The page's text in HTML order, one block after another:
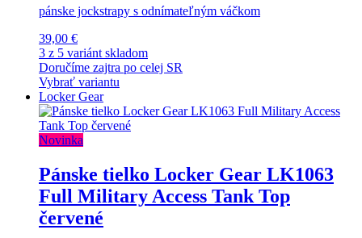
pánske jockstrapy s odnímateľným váčkom
39,00 €
3 z 5 variánt skladom
Doručíme zajtra po celej SR
Vybrať variantu
Locker Gear
Novinka
Pánske tielko Locker Gear LK1063
Full Military Access Tank Top
červené